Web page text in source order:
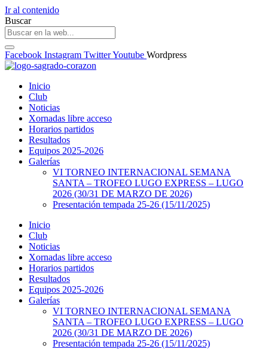
Ir al contenido
Buscar
Facebook Instagram TwitterYoutube Wordpress
Inicio
Club
Noticias
Xornadas libre acceso
Horarios partidos
Resultados
Equipos 2025-2026
Galerías
VI TORNEO INTERNACIONAL SEMANA
SANTA – TROFEO LUGO EXPRESS – LUGO
2026 (30/31 DE MARZO DE 2026)
Presentación tempada 25-26 (15/11/2025)
Inicio
Club
Noticias
Xornadas libre acceso
Horarios partidos
Resultados
Equipos 2025-2026
Galerías
VI TORNEO INTERNACIONAL SEMANA
SANTA – TROFEO LUGO EXPRESS – LUGO
2026 (30/31 DE MARZO DE 2026)
Presentación tempada 25-26 (15/11/2025)